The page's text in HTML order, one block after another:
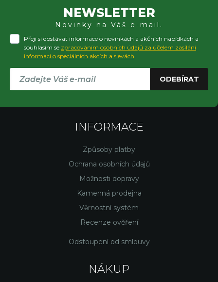
NEWSLETTER
Novinky na Váš e-mail.
Přeji si dostávat informace o novinkách a akčních nabídkách a
souhlasím se zpracováním osobních údajů za účelem zasílání
informací o speciálních akcích a slevách
ODEBÍRAT
INFORMACE
Způsoby platby
Ochrana osobních údajů
Možnosti dopravy
Kamenná prodejna
Věrnostní systém
Recenze ověření
Odstoupení od smlouvy
NÁKUP